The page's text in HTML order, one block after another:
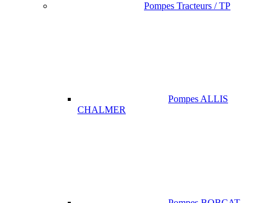
Pompes Tracteurs / TP
Pompes ALLIS
CHALMER